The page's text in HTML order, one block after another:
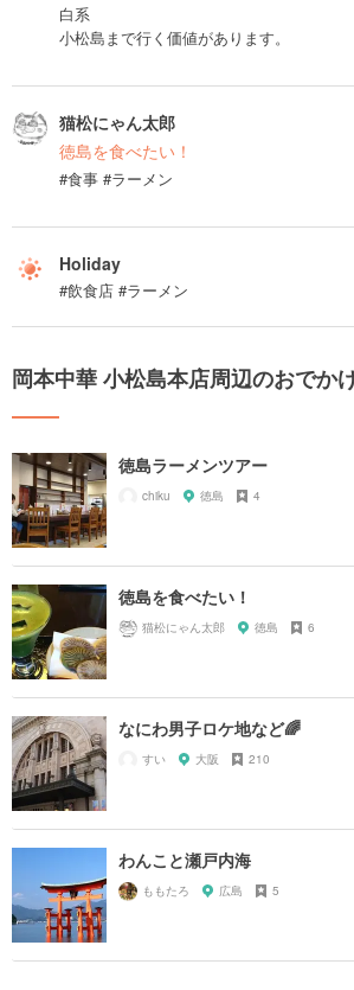
白系
小松島まで行く価値があります。
猫松にゃん太郎
徳島を食べたい！
#食事 #ラーメン
Holiday
#飲食店 #ラーメン
岡本中華 小松島本店周辺のおでか
徳島ラーメンツアー
chiku 徳島 4
徳島を食べたい！
猫松にゃん太郎 徳島 6
なにわ男子ロケ地など🌈
すい 大阪 210
わんこと瀬戸内海
ももたろ 広島 5